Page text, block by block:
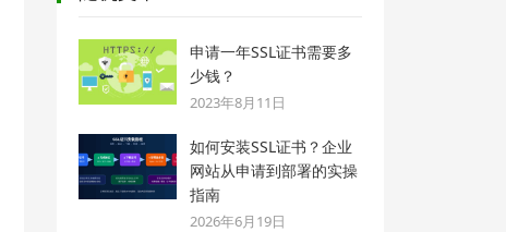
申请一年SSL证书需要多
少钱？
2023年8月11日
如何安装SSL证书？企业
网站从申请到部署的实操
指南
2026年6月19日